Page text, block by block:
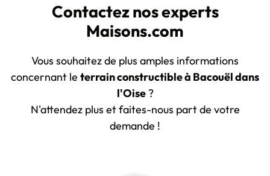
Contactez nos experts
Maisons.com
Vous souhaitez de plus amples informations
concernant le terrain constructible à Bacouël dans
l'Oise?
N'attendez plus et faites-nous part de votre
demande !